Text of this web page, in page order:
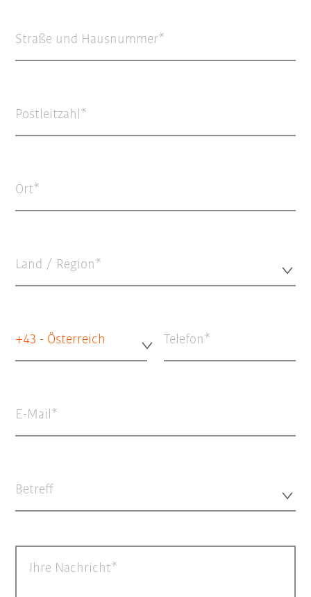
Straße und Hausnummer
Postleitzahl
Ort
Land / Region*
+43 - Österreich Telefon
E-Mail
Betreff
Ihre Nachricht